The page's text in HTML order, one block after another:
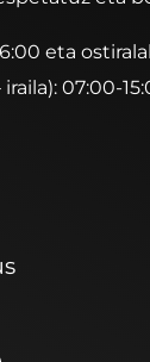
eta
07:00-